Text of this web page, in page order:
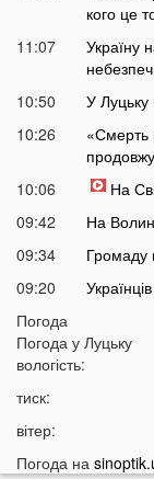
кого це
11:07
Україну
10:50
У Луцьку
10:26
«Смерть
10:06
На
09:42
На
09:34
Громаду
09:20
09:05
вважався
21:32
20:21
Ці
Погода
Погода у Луцьку
вологість:
тиск:
вітер:
Погода на